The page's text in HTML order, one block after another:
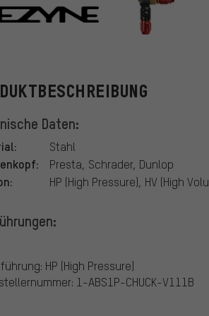
Lezyne
Daten:
Stahl
Presta, Schrader, Dunlop
HP (High Pressure), HV (High
HP (High Pressure)
1-ABS1P-CHUCK-V111B